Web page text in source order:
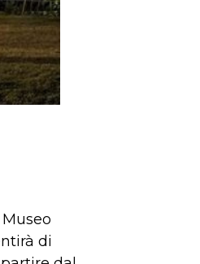
Museo
di